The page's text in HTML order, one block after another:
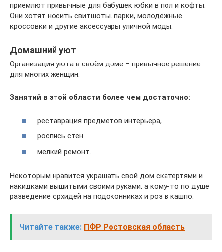
приемлют привычные для бабушек юбки в пол и кофты.
Они хотят носить свитшоты, парки, молодёжные
кроссовки и другие аксессуары уличной моды.
Домашний уют
Организация уюта в своём доме – привычное решение
для многих женщин.
Занятий в этой области более чем достаточно:
реставрация предметов интерьера,
роспись стен
мелкий ремонт.
Некоторым нравится украшать свой дом скатертями и
накидками вышитыми своими руками, а кому-то по душе
разведение орхидей на подоконниках и роз в кашпо.
Читайте также: ПФР Ростовская область